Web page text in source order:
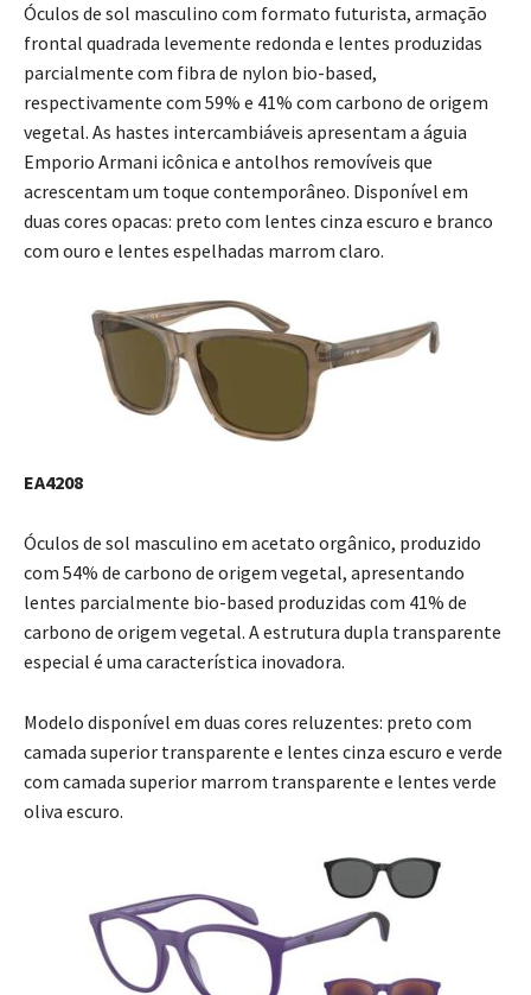
Óculos de sol masculino com formato futurista, armação
frontal quadrada levemente redonda e lentes produzidas
parcialmente com fibra de nylon bio-based,
respectivamente com 59% e 41% com carbono de origem
vegetal. As hastes intercambiáveis apresentam a águia
Emporio Armani icônica e antolhos removíveis que
acrescentam um toque contemporâneo. Disponível em
duas cores opacas: preto com lentes cinza escuro e branco
com ouro e lentes espelhadas marrom claro.
EA4208
Óculos de sol masculino em acetato orgânico, produzido
com 54% de carbono de origem vegetal, apresentando
lentes parcialmente bio-based produzidas com 41% de
carbono de origem vegetal. A estrutura dupla transparente
especial é uma característica inovadora.
Modelo disponível em duas cores reluzentes: preto com
camada superior transparente e lentes cinza escuro e verde
com camada superior marrom transparente e lentes verde
oliva escuro.